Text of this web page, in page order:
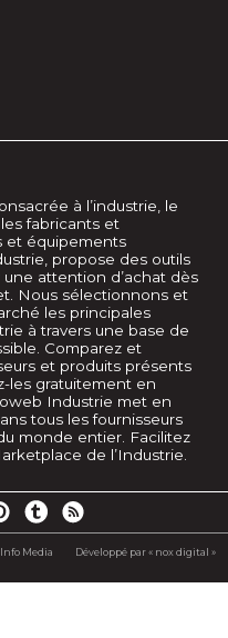
à l’industrie, le
fabricants et
et équipements
propose des outils
attention d’achat dès
Nous sélectionnons et
les principales
à travers une base de
Comparez et
et produits présents
les gratuitement en
Industrie met en
tous les fournisseurs
monde entier. Facilitez
de l’Industrie.
Media Développé par « nox digital »